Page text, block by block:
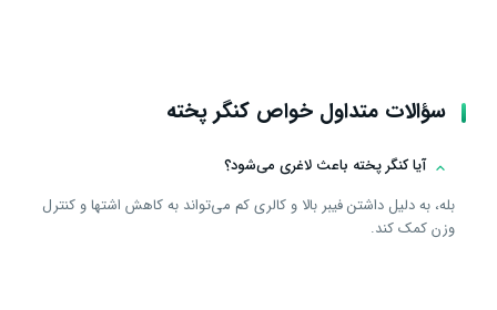
سؤالات متداول خواص کنگر پخته
آیا کنگر پخته باعث لاغری می‌شود؟
بله، به دلیل داشتن فیبر بالا و کالری کم می‌تواند به کاهش اشتها و کنترل
وزن کمک کند.